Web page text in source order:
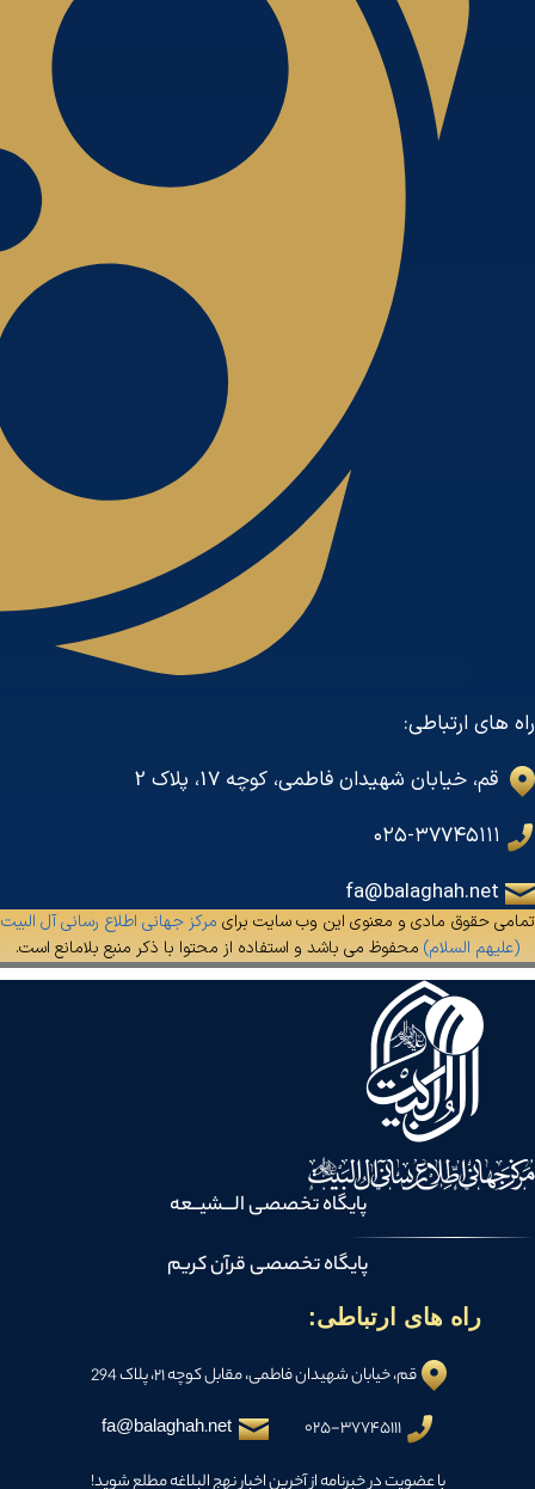
راه های ارتباطی:
قم، خیابان شهیدان فاطمی، کوچه 17، پلاک 2
fa@balaghah.net
تمامی حقوق مادی و معنوی این وب سایت برای مرکز جهانی اطلاع رسانی آل البیت
(علیهم السلام) محفوظ می باشد و استفاده از محتوا با ذکر منبع بلامانع است.
پایگاه تخصصی الـــشیــعه
پایگاه تخصصی قرآن کریم
راه های ارتباطی:
قم، خیابان شهیدان فاطمی، مقابل کوچه ۲۱، پلاک 294
۰۲۵-۳۷۷۴۵۱۱۱
fa@balaghah.net
با عضویت در خبرنامه از آخرین اخبار نهج البلاغه مطلع شوید!